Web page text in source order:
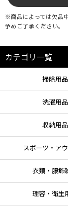
さい。
④洗浄部分は乾いた状
い。
【使用上の注意】
●外国製のユニットバ
●ゴム手袋などを着用
く洗ってください。
●化学物質に敏感な方
●他の洗剤との併用は
ル、アンモニアなど
●他の容器に移して使
ますので注意してくだ
●用途以外に使用しな
●用途以外の場所に液
※商品によっては欠品
予めご了承ください。
カテゴリ一覧
掃除用品
洗濯用品
収納用品
スポーツ・ア
衣類・服飾
理容・衛生